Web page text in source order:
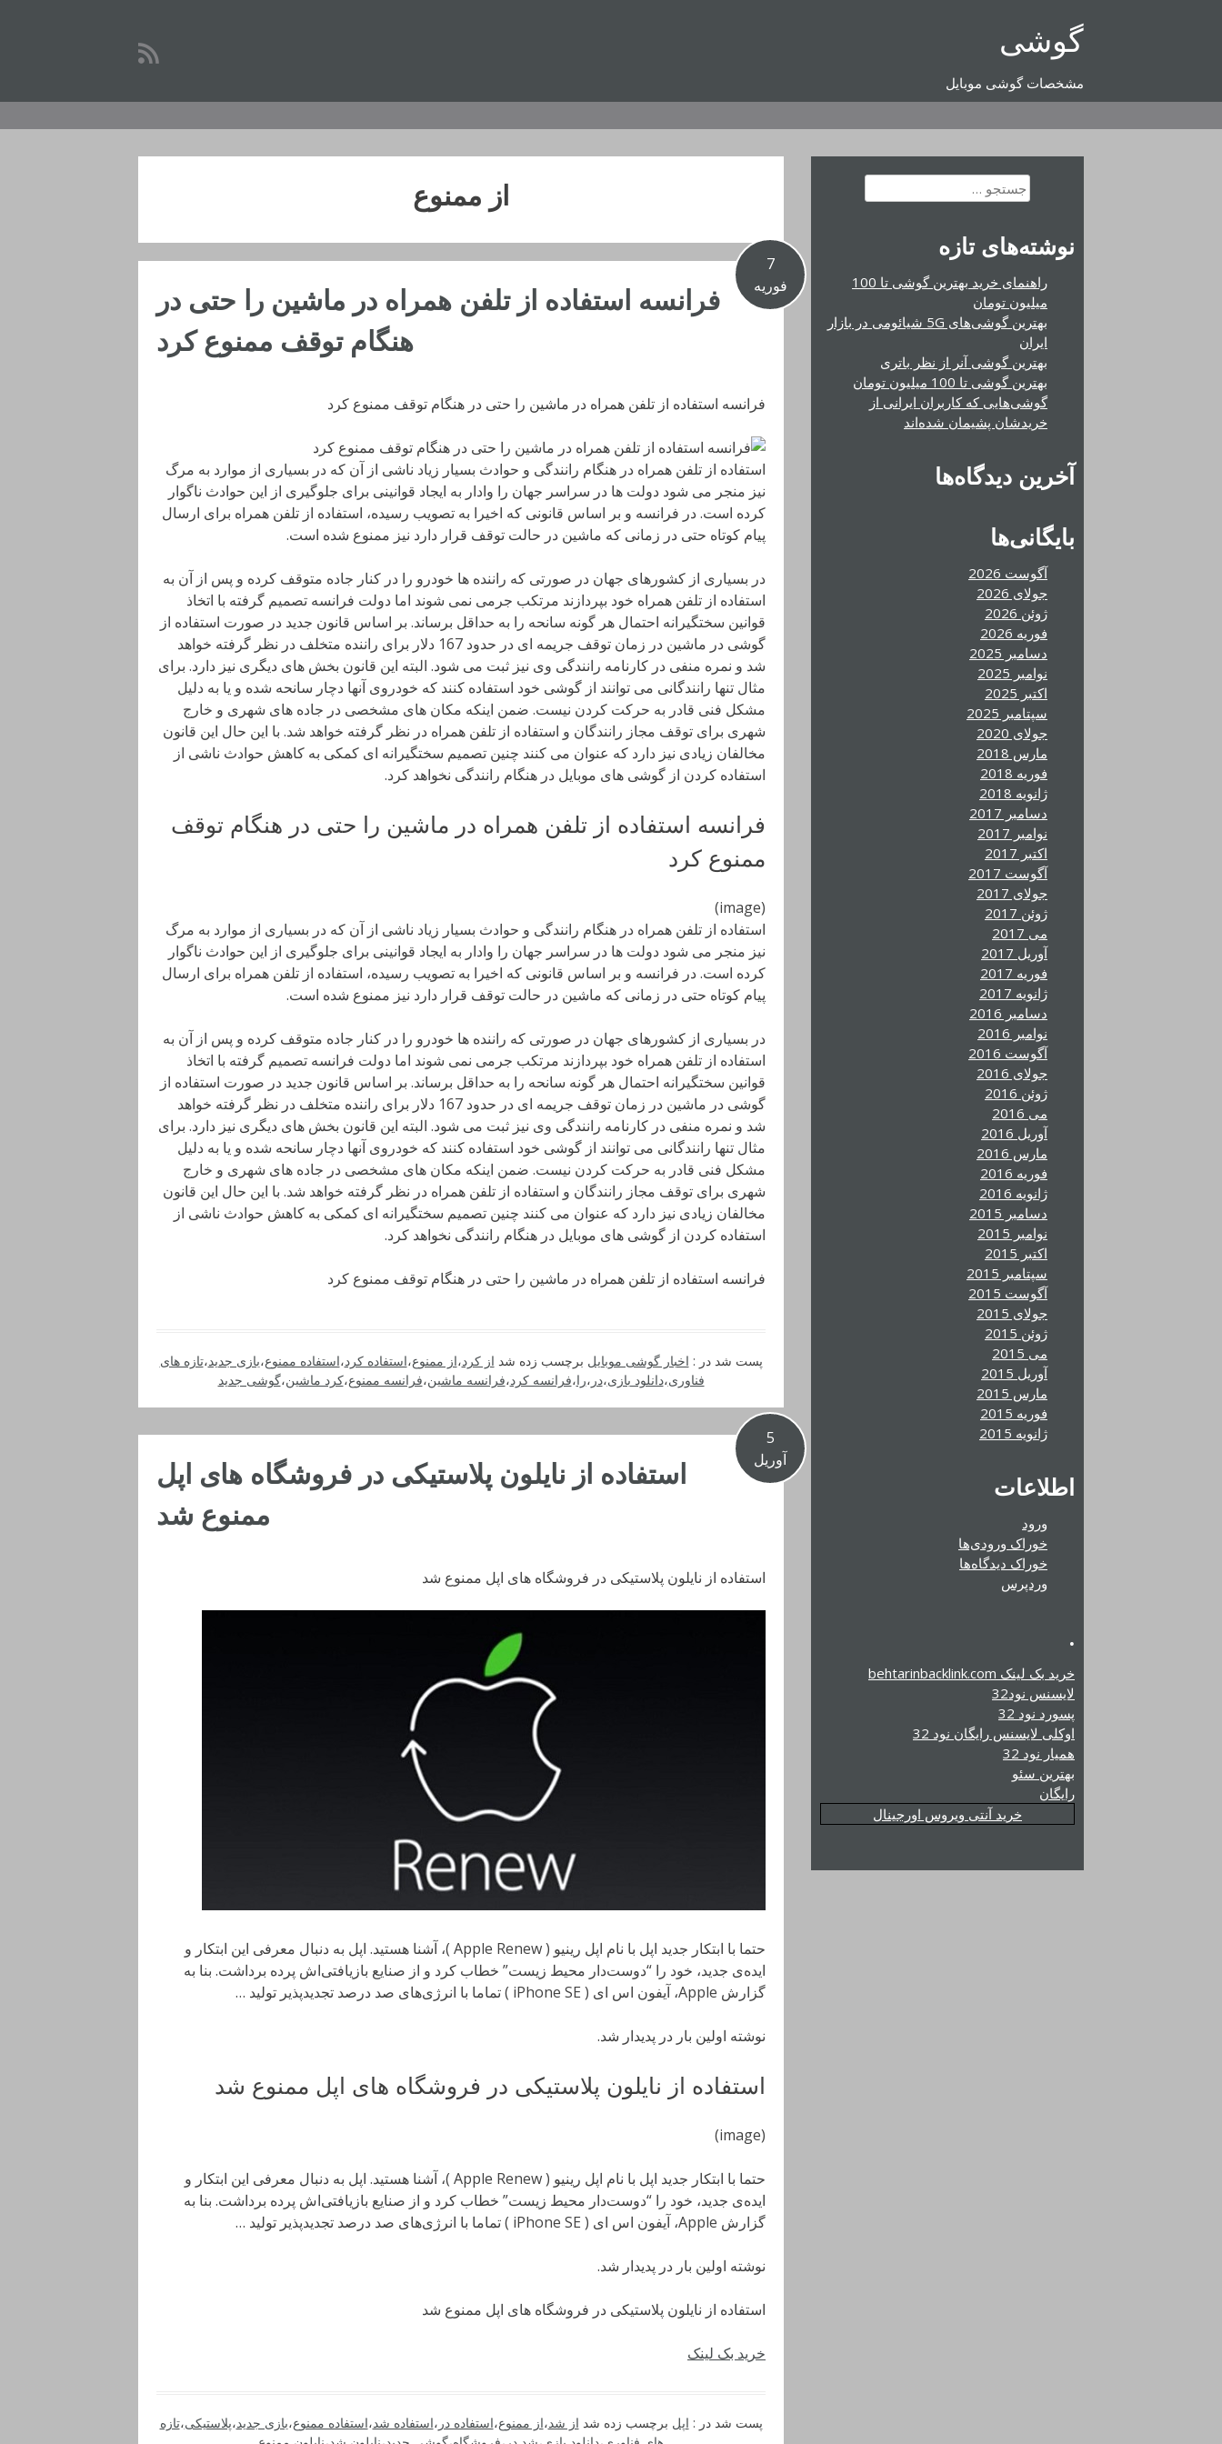
گوشی
مشخصات گوشی موبایل
از ممنوع
7
فوریه
فرانسه استفاده از تلفن همراه در ماشین را حتی در
هنگام توقف ممنوع کرد
فرانسه استفاده از تلفن همراه در ماشین را حتی در هنگام توقف ممنوع کرد
استفاده از تلفن همراه در هنگام رانندگی و حوادث بسیار زیاد ناشی از آن که در بسیاری از موارد به مرگ
نیز منجر می شود دولت ها در سراسر جهان را وادار به ایجاد قوانینی برای جلوگیری از این حوادث ناگوار
کرده است. در فرانسه و بر اساس قانونی که اخیرا به تصویب رسیده، استفاده از تلفن همراه برای ارسال
پیام کوتاه حتی در زمانی که ماشین در حالت توقف قرار دارد نیز ممنوع شده است.
در بسیاری از کشورهای جهان در صورتی که راننده ها خودرو را در کنار جاده متوقف کرده و پس از آن به
استفاده از تلفن همراه خود بپردازند مرتکب جرمی نمی شوند اما دولت فرانسه تصمیم گرفته با اتخاذ
قوانین سختگیرانه احتمال هر گونه سانحه را به حداقل برساند. بر اساس قانون جدید در صورت استفاده از
گوشی در ماشین در زمان توقف جریمه ای در حدود 167 دلار برای راننده متخلف در نظر گرفته خواهد
شد و نمره منفی در کارنامه رانندگی وی نیز ثبت می شود. البته این قانون بخش های دیگری نیز دارد. برای
مثال تنها رانندگانی می توانند از گوشی خود استفاده کنند که خودروی آنها دچار سانحه شده و یا به دلیل
مشکل فنی قادر به حرکت کردن نیست. ضمن اینکه مکان های مشخصی در جاده های شهری و خارج
شهری برای توقف مجاز رانندگان و استفاده از تلفن همراه در نظر گرفته خواهد شد. با این حال این قانون
مخالفان زیادی نیز دارد که عنوان می کنند چنین تصمیم سختگیرانه ای کمکی به کاهش حوادث ناشی از
استفاده کردن از گوشی های موبایل در هنگام رانندگی نخواهد کرد.
فرانسه استفاده از تلفن همراه در ماشین را حتی در هنگام توقف
ممنوع کرد
(image)
استفاده از تلفن همراه در هنگام رانندگی و حوادث بسیار زیاد ناشی از آن که در بسیاری از موارد به مرگ
نیز منجر می شود دولت ها در سراسر جهان را وادار به ایجاد قوانینی برای جلوگیری از این حوادث ناگوار
کرده است. در فرانسه و بر اساس قانونی که اخیرا به تصویب رسیده، استفاده از تلفن همراه برای ارسال
پیام کوتاه حتی در زمانی که ماشین در حالت توقف قرار دارد نیز ممنوع شده است.
در بسیاری از کشورهای جهان در صورتی که راننده ها خودرو را در کنار جاده متوقف کرده و پس از آن به
استفاده از تلفن همراه خود بپردازند مرتکب جرمی نمی شوند اما دولت فرانسه تصمیم گرفته با اتخاذ
قوانین سختگیرانه احتمال هر گونه سانحه را به حداقل برساند. بر اساس قانون جدید در صورت استفاده از
گوشی در ماشین در زمان توقف جریمه ای در حدود 167 دلار برای راننده متخلف در نظر گرفته خواهد
شد و نمره منفی در کارنامه رانندگی وی نیز ثبت می شود. البته این قانون بخش های دیگری نیز دارد. برای
مثال تنها رانندگانی می توانند از گوشی خود استفاده کنند که خودروی آنها دچار سانحه شده و یا به دلیل
مشکل فنی قادر به حرکت کردن نیست. ضمن اینکه مکان های مشخصی در جاده های شهری و خارج
شهری برای توقف مجاز رانندگان و استفاده از تلفن همراه در نظر گرفته خواهد شد. با این حال این قانون
مخالفان زیادی نیز دارد که عنوان می کنند چنین تصمیم سختگیرانه ای کمکی به کاهش حوادث ناشی از
استفاده کردن از گوشی های موبایل در هنگام رانندگی نخواهد کرد.
فرانسه استفاده از تلفن همراه در ماشین را حتی در هنگام توقف ممنوع کرد
پست شد در : اخبار گوشی موبایل برچسب زده شد از کرد،از ممنوع،استفاده کرد،استفاده ممنوع،بازی جدید،تازه های
فناوری،دانلود بازی،در ،را،فرانسه کرد،فرانسه ماشین،فرانسه ممنوع،کرد ماشین،گوشی جدید
5
آوریل
استفاده از نایلون پلاستیکی در فروشگاه های اپل
ممنوع شد
استفاده از نایلون پلاستیکی در فروشگاه های اپل ممنوع شد
حتما با ابتکار جدید اپل با نام اپل رینیو ( Apple Renew )، آشنا هستید. اپل به دنبال معرفی این ابتکار و
ایده‌ی جدید، خود را “دوست‌دار محیط زیست” خطاب کرد و از صنایع بازیافتی‌اش پرده برداشت. بنا به
گزارش Apple، آیفون اس ای ( iPhone SE ) تماما با انرژی‌های صد درصد تجدیدپذیر تولید …
نوشته اولین بار در پدیدار شد.
استفاده از نایلون پلاستیکی در فروشگاه های اپل ممنوع شد
(image)
حتما با ابتکار جدید اپل با نام اپل رینیو ( Apple Renew )، آشنا هستید. اپل به دنبال معرفی این ابتکار و
ایده‌ی جدید، خود را “دوست‌دار محیط زیست” خطاب کرد و از صنایع بازیافتی‌اش پرده برداشت. بنا به
گزارش Apple، آیفون اس ای ( iPhone SE ) تماما با انرژی‌های صد درصد تجدیدپذیر تولید …
نوشته اولین بار در پدیدار شد.
استفاده از نایلون پلاستیکی در فروشگاه های اپل ممنوع شد
خرید بک لینک
پست شد در : اپل برچسب زده شد از شد،از ممنوع،استفاده در ،استفاده شد،استفاده ممنوع،بازی جدید،پلاستیکی،تازه
جستجو
برای:
نوشته‌های تازه
راهنمای خرید بهترین گوشی تا 100
میلیون تومان
بهترین گوشی‌های 5G شیائومی در بازار
ایران
بهترین گوشی آنر از نظر باتری
بهترین گوشی تا 100 میلیون تومان
گوشی‌هایی که کاربران ایرانی از
خریدشان پشیمان شده‌اند
آخرین دیدگاه‌ها
بایگانی‌ها
آگوست 2026
جولای 2026
ژوئن 2026
فوریه 2026
دسامبر 2025
نوامبر 2025
اکتبر 2025
سپتامبر 2025
جولای 2020
مارس 2018
فوریه 2018
ژانویه 2018
دسامبر 2017
نوامبر 2017
اکتبر 2017
آگوست 2017
جولای 2017
ژوئن 2017
می 2017
آوریل 2017
فوریه 2017
ژانویه 2017
دسامبر 2016
نوامبر 2016
آگوست 2016
جولای 2016
ژوئن 2016
می 2016
آوریل 2016
مارس 2016
فوریه 2016
ژانویه 2016
دسامبر 2015
نوامبر 2015
اکتبر 2015
سپتامبر 2015
آگوست 2015
جولای 2015
ژوئن 2015
می 2015
آوریل 2015
مارس 2015
فوریه 2015
ژانویه 2015
اطلاعات
ورود
خوراک ورودی‌ها
خوراک دیدگاه‌ها
وردپرس
.
خرید بک لینک behtarinbacklink.com
لایسنس نود32
پسورد نود 32
اوکلی لایسنس رایگان نود 32
همیار نود 32
بهترین سئو
رایگان
خرید آنتی ویروس اورجینال